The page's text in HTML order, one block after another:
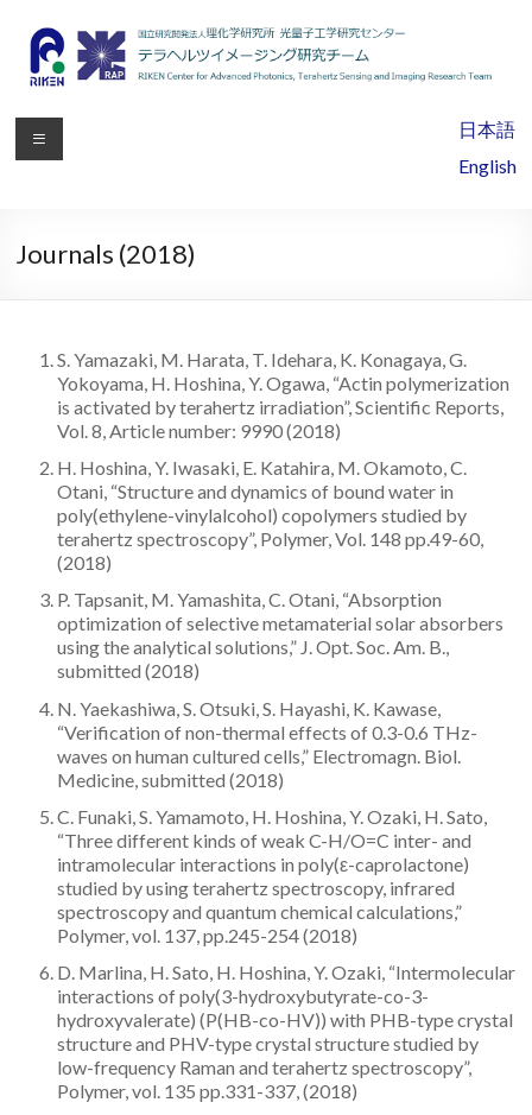
RIKEN
Center
Advanced
Terahertz
Sensing
and
Imaging
Research
Team
日本語
English
Journals (2018)
S. Yamazaki, M. Harata, T. Idehara, K. Konagaya, G.
Yokoyama, H. Hoshina, Y. Ogawa, “Actin polymerization
is activated by terahertz irradiation”, Scientific Reports,
Vol. 8, Article number: 9990 (2018)
H. Hoshina, Y. Iwasaki, E. Katahira, M. Okamoto, C.
Otani, “Structure and dynamics of bound water in
poly(ethylene-vinylalcohol) copolymers studied by
terahertz spectroscopy”, Polymer, Vol. 148 pp.49-60,
(2018)
P. Tapsanit, M. Yamashita, C. Otani, “Absorption
optimization of selective metamaterial solar absorbers
using the analytical solutions,” J. Opt. Soc. Am. B.,
submitted (2018)
N. Yaekashiwa, S. Otsuki, S. Hayashi, K. Kawase,
“Verification of non-thermal effects of 0.3-0.6 THz-
waves on human cultured cells,” Electromagn. Biol.
Medicine, submitted (2018)
C. Funaki, S. Yamamoto, H. Hoshina, Y. Ozaki, H. Sato,
“Three different kinds of weak C-H/O=C inter- and
intramolecular interactions in poly(ε-caprolactone)
studied by using terahertz spectroscopy, infrared
spectroscopy and quantum chemical calculations,”
Polymer, vol. 137, pp.245-254 (2018)
D. Marlina, H. Sato, H. Hoshina, Y. Ozaki, “Intermolecular
interactions of poly(3-hydroxybutyrate-co-3-
hydroxyvalerate) (P(HB-co-HV)) with PHB-type crystal
structure and PHV-type crystal structure studied by
low-frequency Raman and terahertz spectroscopy”,
Polymer, vol. 135 pp.331-337, (2018)